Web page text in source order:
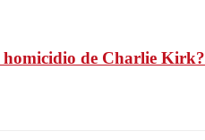
homicidio de Charlie Kirk?